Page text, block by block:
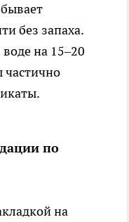
без запаха.
на 15–20
частично
по
на